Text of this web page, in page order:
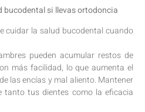
bucodental si llevas ⁤ortodoncia
cuidar la ⁣salud bucodental cuando⁣
pueden acumular ⁣restos de
más facilidad, ⁣lo ⁢que aumenta el
las encías y mal aliento.⁢ Mantener
tanto ⁣tus⁢ dientes como⁤ la eficacia